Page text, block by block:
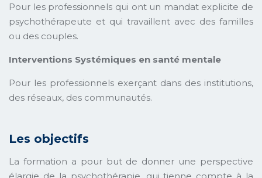
Pour les professionnels qui ont un mandat explicite de
psychothérapeute et qui travaillent avec des familles
ou des couples.
Interventions Systémiques en santé mentale
Pour les professionnels exerçant dans des institutions,
des réseaux, des communautés.
Les objectifs
La formation a pour but de donner une perspective
élargie de la psychothérapie, qui tienne compte à la